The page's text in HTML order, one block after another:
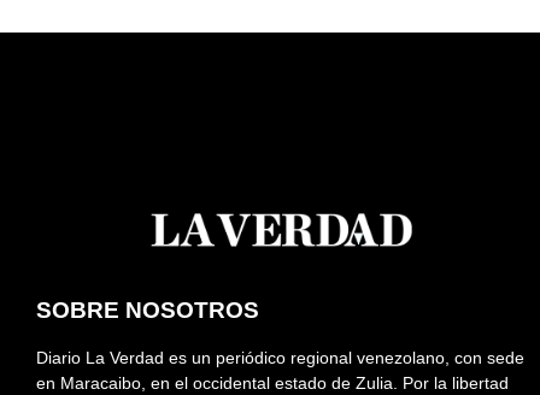
SOBRE NOSOTROS
Diario La Verdad es un periódico regional venezolano, con sede
en Maracaibo, en el occidental estado de Zulia. Por la libertad